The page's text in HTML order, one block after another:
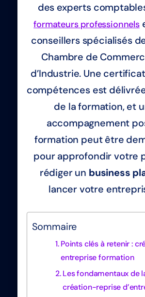
des experts
formateurs professionnels
conseillers spécialisés
Chambre de
d’Industrie. Une
compétences est
de la formation, et
accompagnement
formation peut être
pour approfondir votre
rédiger un business
lancer votre
Sommaire
Points clés à retenir :
entreprise formation
Les fondamentaux de
création-reprise